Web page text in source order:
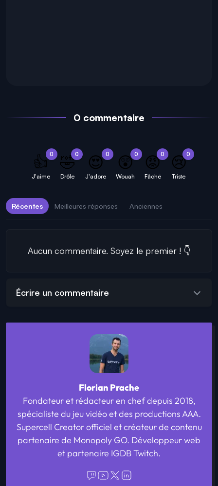
0 commentaire
0
👍
J'aime
0
🤣
Drôle
0
😍
J'adore
0
😲
Wouah
0
😡
Fâché
0
😢
Triste
Récentes Meilleures réponses Anciennes
Aucun commentaire. Soyez le premier ! 👇
Écrire un commentaire
Florian Prache
Fondateur et rédacteur en chef depuis 2018,
spécialiste du jeu vidéo et des productions AAA.
Supercell Creator officiel et créateur de contenu
partenaire de Monopoly GO. Développeur web
et partenaire IGDB Twitch.